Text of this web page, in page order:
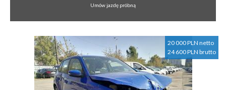
Umów jazdę próbną
20 000 PLN netto
24 600 PLN brutto